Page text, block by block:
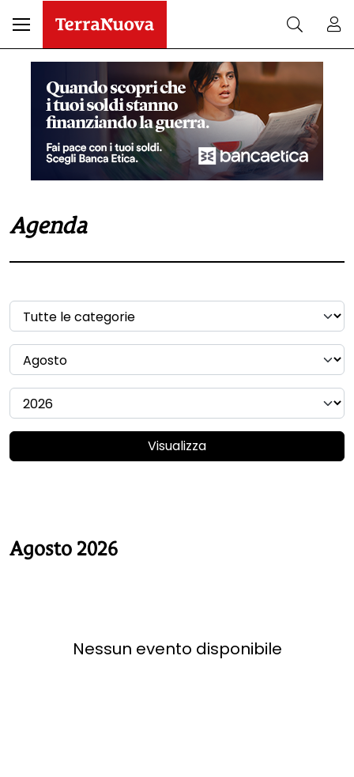
Agenda
Visualizza
Agosto 2026
Nessun evento disponibile